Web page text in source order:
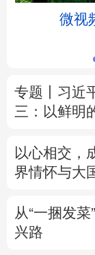
广东
陕西
微视
专题丨 习近
三：以鲜明
以心相交
界情怀与大
从“一捆发
兴路